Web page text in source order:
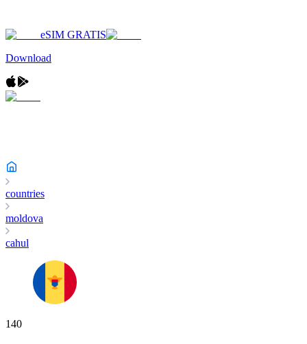
eSIM GRATIS
Download
countries
moldova
cahul
140